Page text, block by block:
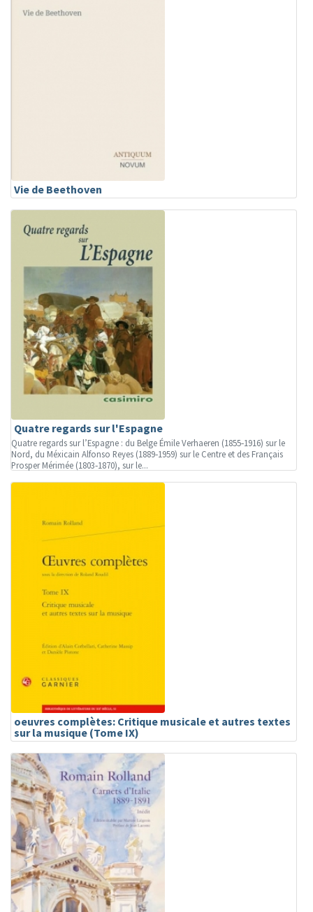
Vie de Beethoven
Quatre regards sur l'Espagne
Quatre regards sur l’Espagne : du Belge Émile Verhaeren (1855‐1916) sur le
Nord, du Méxicain Alfonso Reyes (1889‐1959) sur le Centre et des Français
Prosper Mérimée (1803‐1870), sur le...
oeuvres complètes: Critique musicale et autres textes
sur la musique (Tome IX)